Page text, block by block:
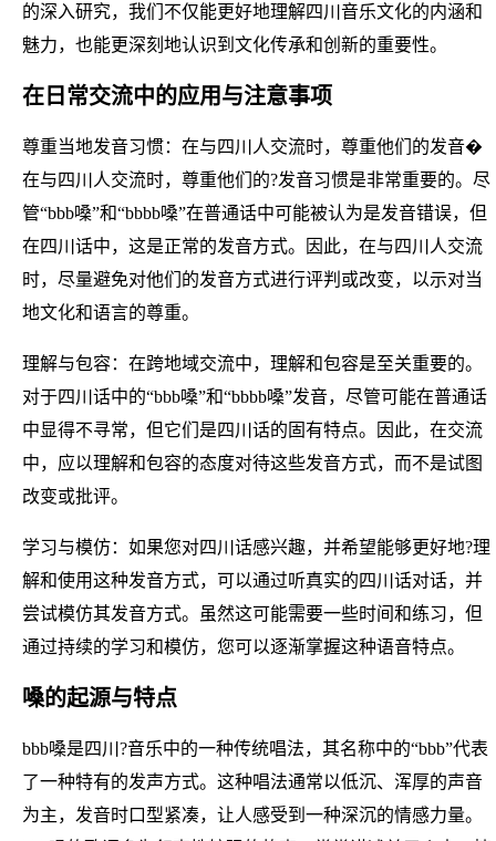
的深入研究，我们不仅能更好地理解四川音乐文化的内涵和
魅力，也能更深刻地认识到文化传承和创新的重要性。
在日常交流中的应用与注意事项
尊重当地发音习惯：在与四川人交流时，尊重他们的发音�
在与四川人交流时，尊重他们的?发音习惯是非常重要的。尽
管“bbb嗓”和“bbbb嗓”在普通话中可能被认为是发音错误，但
在四川话中，这是正常的发音方式。因此，在与四川人交流
时，尽量避免对他们的发音方式进行评判或改变，以示对当
地文化和语言的尊重。
理解与包容：在跨地域交流中，理解和包容是至关重要的。
对于四川话中的“bbb嗓”和“bbbb嗓”发音，尽管可能在普通话
中显得不寻常，但它们是四川话的固有特点。因此，在交流
中，应以理解和包容的态度对待这些发音方式，而不是试图
改变或批评。
学习与模仿：如果您对四川话感兴趣，并希望能够更好地?理
解和使用这种发音方式，可以通过听真实的四川话对话，并
尝试模仿其发音方式。虽然这可能需要一些时间和练习，但
通过持续的学习和模仿，您可以逐渐掌握这种语音特点。
嗓的起源与特点
bbb嗓是四川?音乐中的一种传统唱法，其名称中的“bbb”代表
了一种特有的发声方式。这种唱法通常以低沉、浑厚的声音
为主，发音时口型紧凑，让人感受到一种深沉的情感力量。